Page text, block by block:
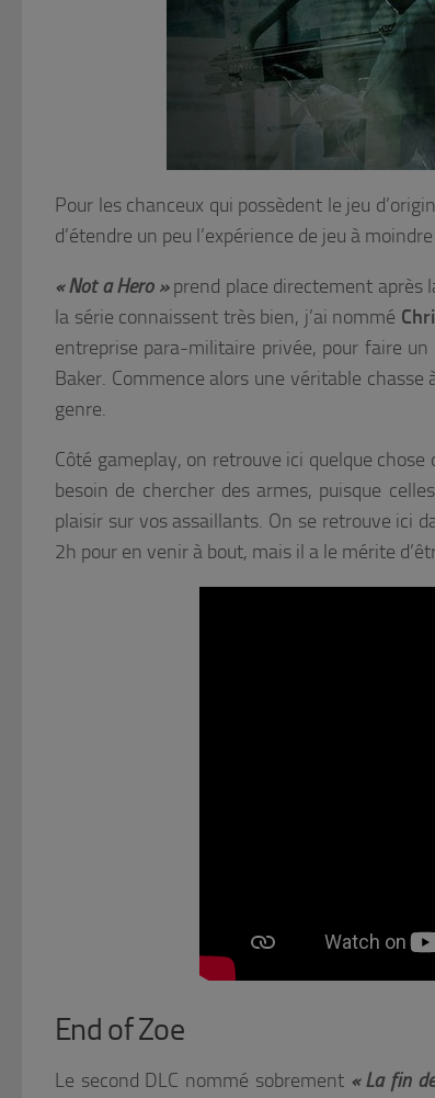
Pour les chanceux qui possèdent le jeu
d’étendre un peu l’expérience de jeu à
« Not a Hero »prend place directement après
la série connaissent très bien, j’ai nommé
entreprise para-militaire privée, pour faire
Baker. Commence alors une véritable
genre.
Côté gameplay, on retrouve ici quelque
besoin de chercher des armes, puisque
plaisir sur vos assaillants. On se retrouve ici
2h pour en venir à bout, mais il a le mérite
End of Zoe
Le second DLC nommé sobrement « La fin